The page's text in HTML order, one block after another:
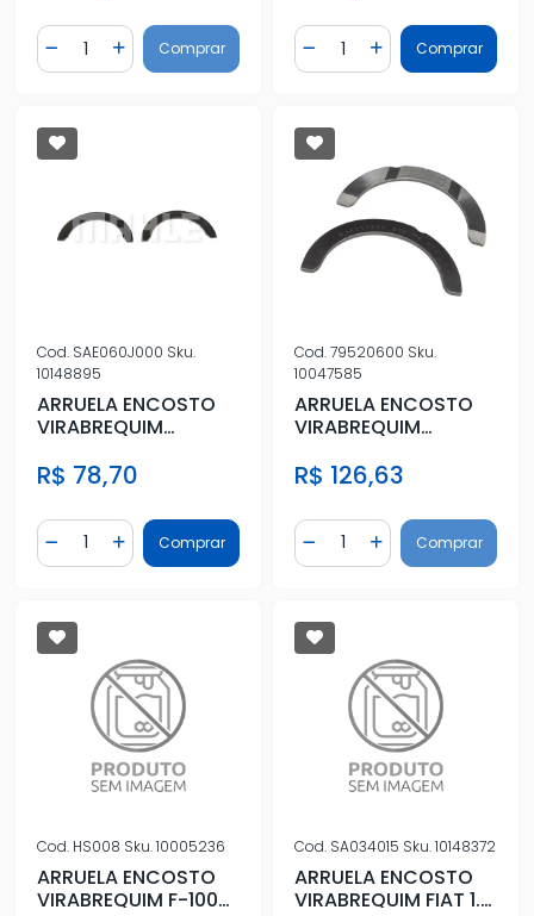
Diminuir Quantidade
Quantidade
Adicionar Quantidade
Comprar Diminuir Quantidade
Quantidade
AdicionarComprar
Cod. SAE060J000 Sku.
10148895
ARRUELA ENCOSTO
VIRABREQUIM
R$ 78,70
Diminuir Quantidade
Quantidade
Adicionar Quantidade
Comprar
Cod.79520600 Sku.
10047585
ARRUELA ENCOSTO
VIRABREQUIM
2008 A 2013
R$ 126,63
Diminuir Quantidade
Quantidade
AdicionarComprar
Cod. HS008 Sku.10005236
ARRUELA ENCOSTO
VIRABREQUIM F-1000
Cod. SA034015 Sku.10148372
ARRUELA ENCOSTO
VIRABREQUIM FIAT 1.5